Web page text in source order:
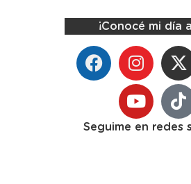
¡Conocé mi día
Seguime en redes